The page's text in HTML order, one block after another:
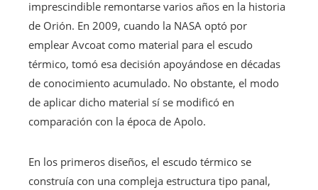
imprescindible remontarse varios años en la historia
de Orión. En 2009, cuando la NASA optó por
emplear Avcoat como material para el escudo
térmico, tomó esa decisión apoyándose en décadas
de conocimiento acumulado. No obstante, el modo
de aplicar dicho material sí se modificó en
comparación con la época de Apolo.
En los primeros diseños, el escudo térmico se
construía con una compleja estructura tipo panal,